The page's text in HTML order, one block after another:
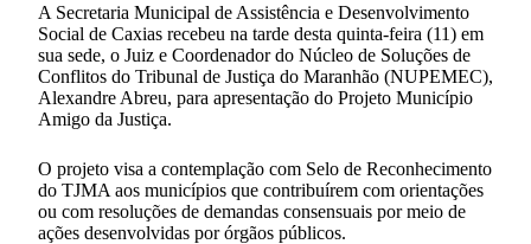
A Secretaria Municipal de Assistência e Desenvolvimento
Social de Caxias recebeu na tarde desta quinta-feira (11) em
sua sede, o Juiz e Coordenador do Núcleo de Soluções de
Conflitos do Tribunal de Justiça do Maranhão (NUPEMEC),
Alexandre Abreu, para apresentação do Projeto Município
Amigo da Justiça.
O projeto visa a contemplação com Selo de Reconhecimento
do TJMA aos municípios que contribuírem com orientações
ou com resoluções de demandas consensuais por meio de
ações desenvolvidas por órgãos públicos.